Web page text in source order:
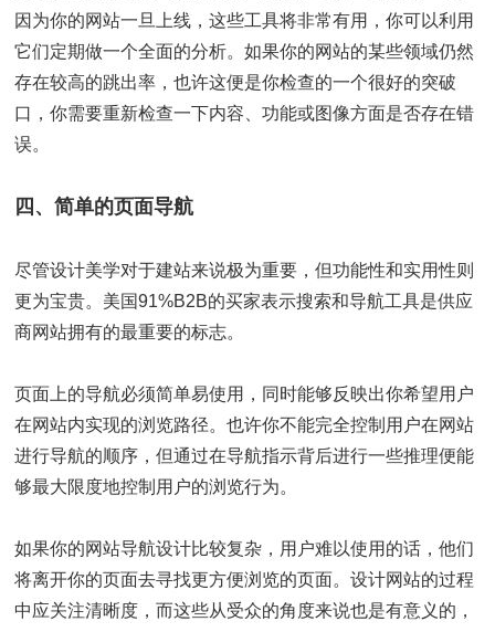
因为你的网站一旦上线，这些工具将非常有用，你可以利用
它们定期做一个全面的分析。如果你的网站的某些领域仍然
存在较高的跳出率，也许这便是你检查的一个很好的突破
口，你需要重新检查一下内容、功能或图像方面是否存在错
误。
四、简单的页面导航
尽管设计美学对于建站来说极为重要，但功能性和实用性则
更为宝贵。美国91%B2B的买家表示搜索和导航工具是供应
商网站拥有的最重要的标志。
页面上的导航必须简单易使用，同时能够反映出你希望用户
在网站内实现的浏览路径。也许你不能完全控制用户在网站
进行导航的顺序，但通过在导航指示背后进行一些推理便能
够最大限度地控制用户的浏览行为。
如果你的网站导航设计比较复杂，用户难以使用的话，他们
将离开你的页面去寻找更方便浏览的页面。设计网站的过程
中应关注清晰度，而这些从受众的角度来说也是有意义的，